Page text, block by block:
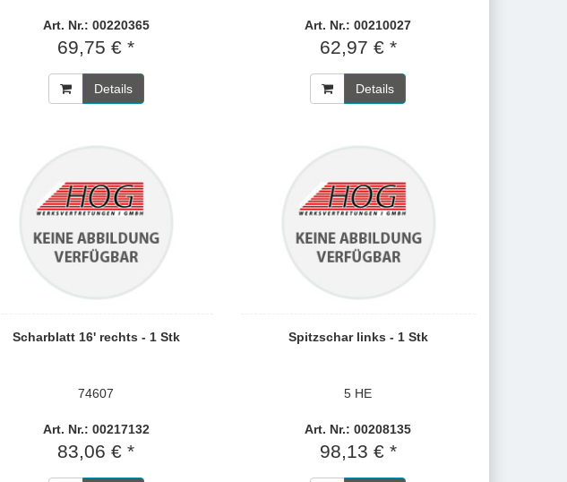
Art. Nr.: 00220365
69,75 € *
Details
Art. Nr.: 00210027
62,97 € *
Details
Scharblatt 16' rechts - 1 Stk
74607
Art. Nr.: 00217132
83,06 € *
Spitzschar links - 1 Stk
5 HE
Art. Nr.: 00208135
98,13 € *